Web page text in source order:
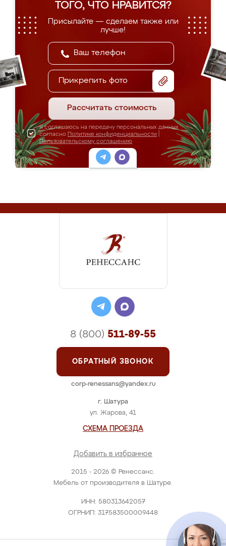
ТОГО, ЧТО НРАВИТСЯ?
Присылайте — сделаем также или
лучше!
Прикрепить фото
Рассчитать стоимость
Я соглашаюсь на передачу персональных данных
согласно Политике конфиденциальности
Пользовательскому соглашению
2015 - 2026 © Ренессанс.
Мебель от производителя в Шатуре.
ИНН: 580313642057
ОГРНИП: 317583500009448
г. Шатура
ул. Жарова, 41
СХЕМА ПРОЕЗДА
Добавить в избранное
8 (800) 511-89-55
ОБРАТНЫЙ ЗВОНОК
corp-renessans@yandex.ru